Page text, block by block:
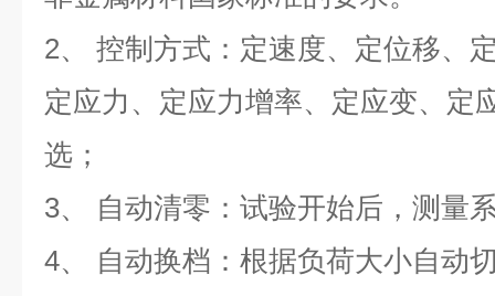
2、 控制方式：定速度、定位移、
定应力、定应力增率、定应变、定
选；
3、 自动清零：试验开始后，测量
4、 自动换档：根据负荷大小自动